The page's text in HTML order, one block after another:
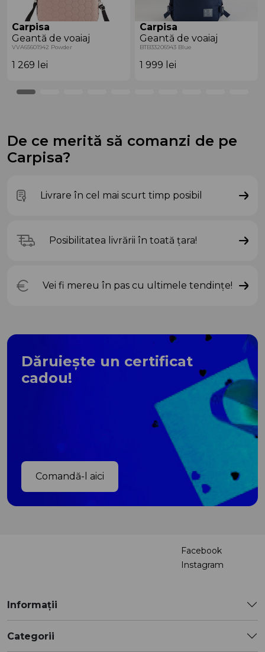
Carpisa
Geantă de voaiaj
VVA65601942 Powder
1 269 lei
Carpisa
Geantă de voaiaj
BTB33206943 Blue
1 999 lei
De ce merită să comanzi de pe
Carpisa?
Livrare în cel mai scurt timp posibil
Posibilitatea livrării în toată țara!
Vei fi mereu în pas cu ultimele tendințe!
Dăruiește un certificat
cadou!
Comandă-l aici
Facebook
Instagram
Informații
Categorii